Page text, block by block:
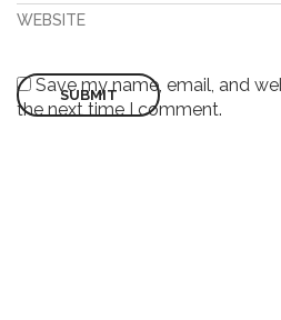
WEBSITE
Save my name, email, and
the next time I comment.